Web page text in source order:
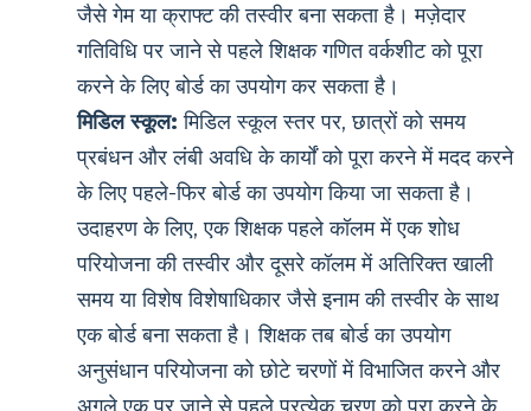
जैसे गेम या क्राफ्ट की तस्वीर बना सकता है। मज़ेदार
गतिविधि पर जाने से पहले शिक्षक गणित वर्कशीट को पूरा
करने के लिए बोर्ड का उपयोग कर सकता है।
मिडिल स्कूल: मिडिल स्कूल स्तर पर, छात्रों को समय
प्रबंधन और लंबी अवधि के कार्यों को पूरा करने में मदद करने
के लिए पहले-फिर बोर्ड का उपयोग किया जा सकता है।
उदाहरण के लिए, एक शिक्षक पहले कॉलम में एक शोध
परियोजना की तस्वीर और दूसरे कॉलम में अतिरिक्त खाली
समय या विशेष विशेषाधिकार जैसे इनाम की तस्वीर के साथ
एक बोर्ड बना सकता है। शिक्षक तब बोर्ड का उपयोग
अनुसंधान परियोजना को छोटे चरणों में विभाजित करने और
अगले एक पर जाने से पहले प्रत्येक चरण को पूरा करने के